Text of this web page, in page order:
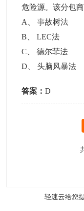
危险源。该分包
A
、事故树法
B 、LEC法
C 、德尔菲法
D 、头脑风暴法
答案：D
轻速云给您